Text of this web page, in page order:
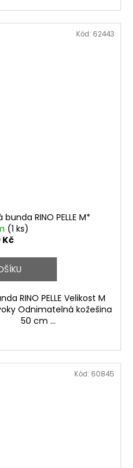
RINO PELLE M*
(1 ks)
Kč
RINO PELLE Velikost M
Odnimatelná kožešina
50 cm ...
Kód: 62443
Kód: 60845